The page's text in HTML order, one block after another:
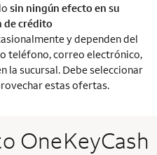
sin ningún efecto en su
de crédito
y dependen del
teléfono, correo electrónico,
la sucursal. Debe seleccionar
estas ofertas.
OneKeyCash